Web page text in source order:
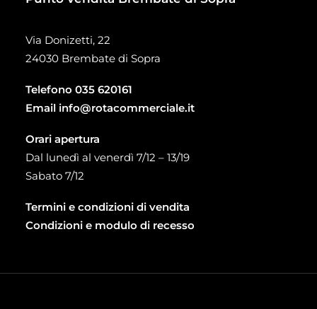
Via Donizetti, 22
24030 Brembate di Sopra
Telefono 035 620161
Email info@rotacommerciale.it
Orari apertura
Dal lunedì al venerdì 7/12 – 13/19
Sabato 7/12
Termini e condizioni di vendita
Condizioni e modulo di recesso